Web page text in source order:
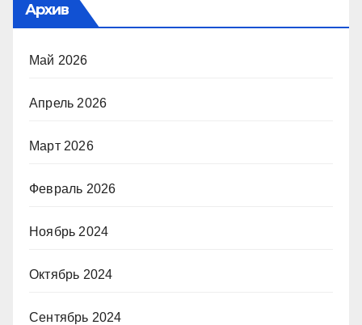
Архив
Май 2026
Апрель 2026
Март 2026
Февраль 2026
Ноябрь 2024
Октябрь 2024
Сентябрь 2024